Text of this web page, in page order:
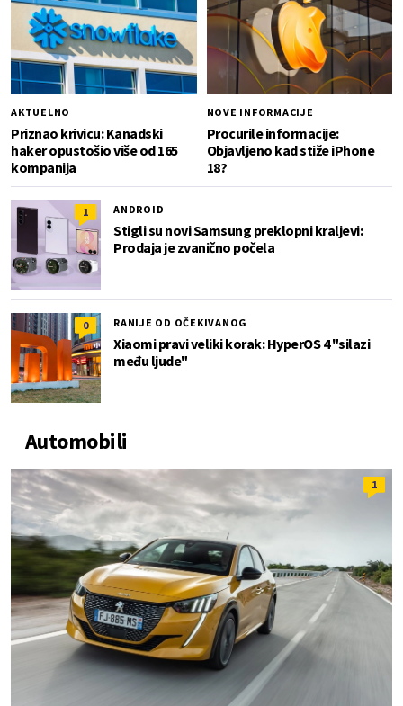
AKTUELNO
Priznao krivicu: Kanadski
haker opustošio više od 165
kompanija
NOVE INFORMACIJE
Procurile informacije:
Objavljeno kad stiže iPhone
18?
1 ANDROID
Stigli su novi Samsung preklopni kraljevi:
Prodaja je zvanično počela
0 RANIJE OD OČEKIVANOG
Xiaomi pravi veliki korak: HyperOS 4 "silazi
među ljude"
Automobili
1